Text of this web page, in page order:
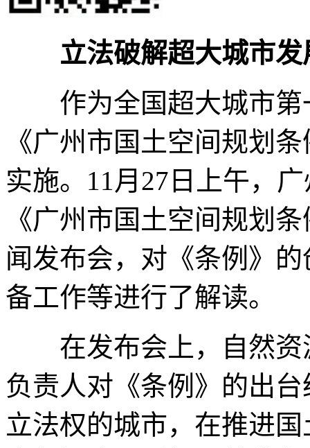
立法破解超大城市
作为全国超大城市第
《广州市国土空间规划
实施。11月27日上午，
《广州市国土空间规划
闻发布会，对《条例》
备工作等进行了解读。
在发布会上，自然资
负责人对《条例》的出
立法权的城市，在推进